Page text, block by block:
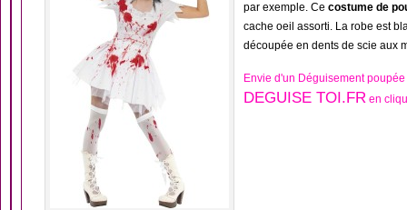
par exemple. Ce costume de
cache oeil assorti. La robe est
découpée en dents de scie aux
Envie d'un Déguisement
DEGUISE TOI.FR en